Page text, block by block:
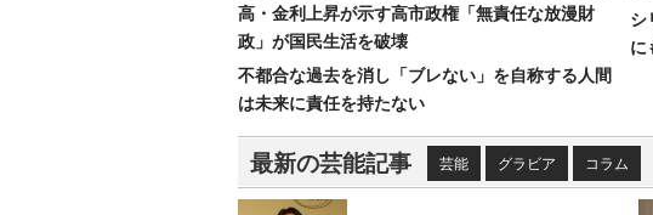
高・金利上昇が示す高市政権「無責任な放漫財
政」が国民生活を破壊
不都合な過去を消し「ブレない」を自称する人間
は未来に責任を持たない
シ
に
最新の芸能記事 芸能 グラビア コラム